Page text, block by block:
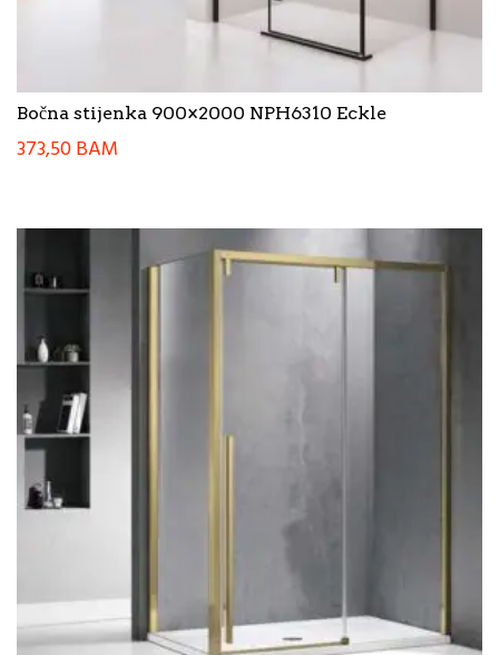
Bočna stijenka 900×2000 NPH6310 Eckle
373,50BAM